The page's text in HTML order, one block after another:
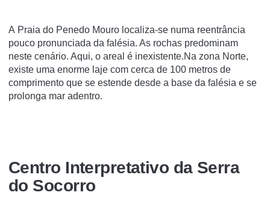
A Praia do Penedo Mouro localiza-se numa reentrância
pouco pronunciada da falésia. As rochas predominam
neste cenário. Aqui, o areal é inexistente.Na zona Norte,
existe uma enorme laje com cerca de 100 metros de
comprimento que se estende desde a base da falésia e se
prolonga mar adentro.
Centro Interpretativo da Serra
do Socorro